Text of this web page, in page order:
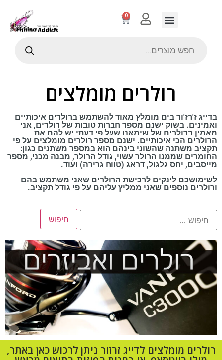
0
רולרים מומלצים
בדייג ז'רז'ור בים מומלץ מאוד להשתמש ברולרים איכותיים
ואמינים. בשוק ישנם מספר חברות טובות של רולרים, אני
מאמין ברולרים של שימאנו שעל פי דעתי יש להם את
הרולרים הכי איכותיים. ישנם מספר רולרים מומלצים על פי
תקציב משתנה שהשוני בינהם הוא במספר משתנים כגון:
החומרים שממנו הרולר עשוי, גודל הרולר, מבנה מכני, מספר
מייסבים, יחס גלגול, דראג (טווח גרירה) ועוד.
לשימושכם לינקים לרכישת הרולרים שאני משתמש בהם
ורולרים נוספים שאני ממליץ עליהם על פי גודל תקציב.
רולרים מומלצים לדייג זרזור ניתן לרכוש כאן באתר,